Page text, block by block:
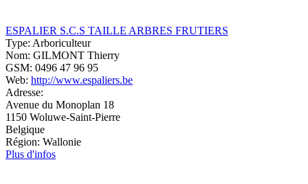
ESPALIER S.C.S TAILLE ARBRES FRUTIERS
Type: Arboriculteur
Nom: GILMONT Thierry
GSM: 0496 47 96 95
Web: http://www.espaliers.be
Adresse:
Avenue du Monoplan 18
1150 Woluwe-Saint-Pierre
Belgique
Région: Wallonie
Plus d'infos